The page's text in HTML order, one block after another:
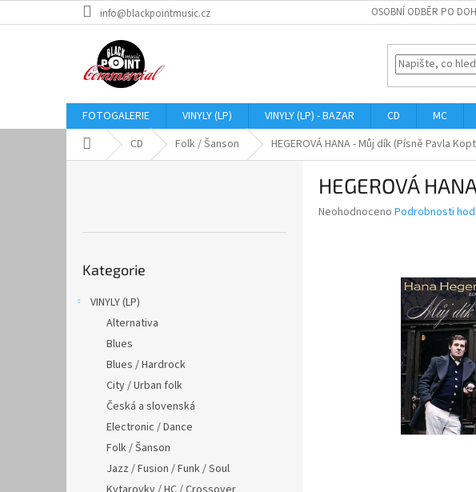
na
info@blackpointmusic.cz OSOBNÍ ODBĚR PO
FOTOGALERIE VINYLY (LP) VINYLY (LP) - BAZAR CD MC
Domů CD Folk / Šanson HEGEROVÁ HANA - Můj dík (Písně Pavla
kategorie
Kategorie
VINYLY (LP)
Alternativa
Blues
Blues / Hardrock
City / Urban folk
Česká a slovenská
Electronic / Dance
Folk / Šanson
Jazz / Fusion / Funk / Soul
HEGEROVÁ
Průměrné
Neohodnoceno Podrobnosti